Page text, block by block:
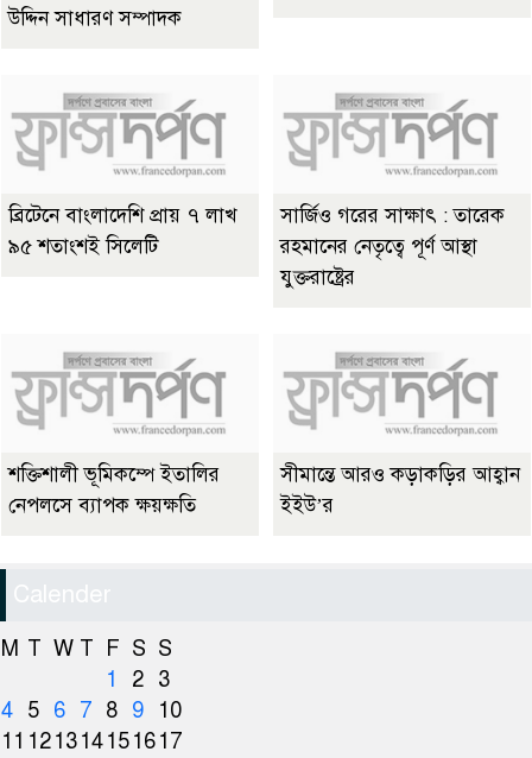
উদ্দিন সাধারণ সম্পাদক
ব্রিটেনে বাংলাদেশি প্রায় ৭ লাখ
৯৫ শতাংশই সিলেটি
সার্জিও গরের সাক্ষাৎ : তারেক
রহমানের নেতৃত্বে পূর্ণ আস্থা
যুক্তরাষ্ট্রের
শক্তিশালী ভূমিকম্পে ইতালির
নেপলসে ব্যাপক ক্ষয়ক্ষতি
সীমান্তে আরও কড়াকড়ির আহ্বান
ইইউ’র
Calender
M T W T F S S
1
2 3
4 5 6 7 8 9
10
11 121314151617